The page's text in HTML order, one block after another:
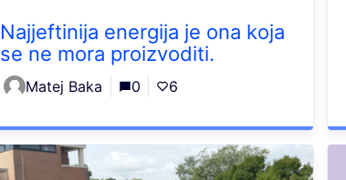
Najjeftinija energija je ona koja
se ne mora proizvoditi.
Matej Baka 0 6